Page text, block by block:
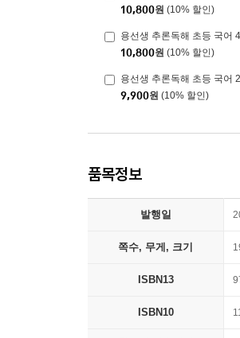
10,800원 (10% 할인)
용선생 추론독해 초등 국어
10,800원 (10% 할인)
용선생 추론독해 초등 국어
9,900원 (10% 할인)
품목정보
발행일
쪽수, 무게, 크기
ISBN13
ISBN10